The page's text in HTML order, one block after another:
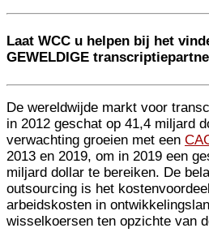
Laat WCC u helpen bij het
GEWELDIGE
De wereldwijde markt voor
in 2012 geschat op 41,4 miljard
verwachting groeien met een
2013 en 2019, om in 2019 een
miljard dollar te bereiken. De
outsourcing is het
arbeidskosten in
wisselkoersen ten opzichte van